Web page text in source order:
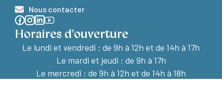
Nous contacter
Horaires d'ouverture
Le lundi et vendredi : de 9h à 12h et de 14h à 17h
Le mardi et jeudi : de 9h à 17h
Le mercredi : de 9h à 12h et de 14h à 18h